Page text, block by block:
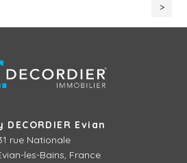
>
DECORDIER Evian
rue Nationale
les-Bains, France